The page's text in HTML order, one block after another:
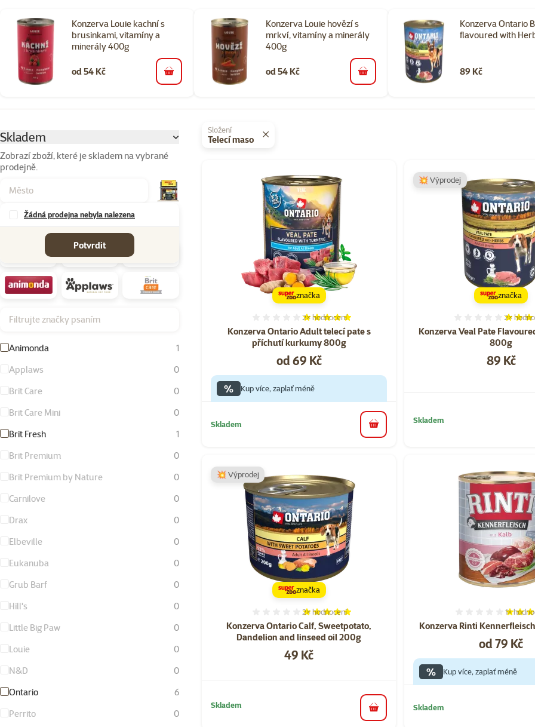
Konzerva Louie kachní s
brusinkami, vitamíny a
minerály 400g
od 54 Kč do košíku
Konzerva Louie hovězí s
mrkví, vitamíny a minerály
400g
od 54 Kč do košíku
Konzerva Ontario
flavoured with
89 Kč
Skladem
Zobrazí zboží, které je skladem na vybrané
prodejně.
Žádná prodejna nebyla nalezena
Potvrdit
Filtrujte značky psaním
Animonda
1
Applaws
0
Brit Care
0
Brit Care Mini
0
Brit Fresh
1
Brit Premium
0
Brit Premium by Nature
0
Carnilove
0
Drax
0
Elbeville
0
Eukanuba
0
Grub Barf
0
Hill's
0
Little Big Paw
0
Louie
0
N&D
0
Ontario
6
Perrito
0
Vybrané filtry
Složení
Telecí maso
Konzerva Ontario Adult telecí pate s
příchutí kurkumy 800g
Hodnocení 100%, počet hodnocení: 2
2× hodnocení
Cena
od 69 Kč
značka
% Kup více, zaplať méně
Skladem do košíku
Konzerva Veal Pate
800g
2×
Cena
89 Kč
💥 Výprodej
značka
Skladem
Konzerva Ontario Calf, Sweetpotato,
Dandelion and linseed oil 200g
Hodnocení 100%, počet hodnocení: 2
2× hodnocení
Cena
49 Kč
💥 Výprodej
značka
Skladem
do košíku
Konzerva Rinti
1×
Cena
od 79 Kč
% Kup více, zaplať méně
Skladem